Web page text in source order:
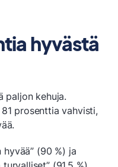
hyvästä
paljon kehuja.
prosenttia vahvisti,
hyvää” (90 %) ja